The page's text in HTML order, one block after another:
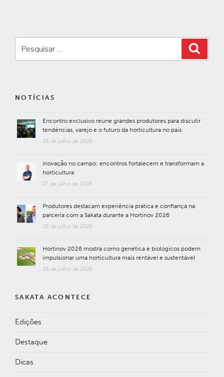
NOTÍCIAS
Encontro exclusivo reúne grandes produtores para discutir
tendências, varejo e o futuro da horticultura no país
28 de julho de 2026
Inovação no campo: encontros fortalecem e transformam a
horticultura
27 de julho de 2026
Produtores destacam experiência prática e confiança na
parceria com a Sakata durante a Hortinov 2026
26 de julho de 2026
Hortinov 2026 mostra como genética e biológicos podem
impulsionar uma horticultura mais rentável e sustentável
26 de julho de 2026
SAKATA ACONTECE
Edições
Destaque
Dicas